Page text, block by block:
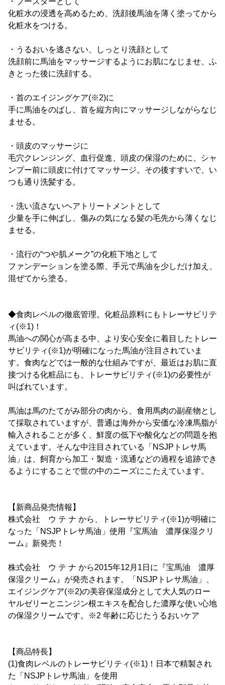
化粧水の浸透を高めるため、洗顔後馬油を薄く塗ってから
化粧水をつける。
・うるおいを逃さない、しっとり洗顔として
洗顔前に馬油をマッサージするようにお肌になじませ、ふ
きとった後に洗顔する。
・首のエイジングケア(※2)に
手に馬油をのばし、首を縦方向にマッサージしながらなじ
ませる。
・頭皮のマッサージに
毛穴クレンジング、血行促進、頭皮の保湿のために、シャ
ンプー前に頭皮に付けてマッサージ。その後すすいで、い
つも通り洗髪する。
・洗い流さないヘアトリートメントとして
少量を手に伸ばし、傷みの気になる髪の毛先から薄くなじ
ませる。
・流行の“つや肌メーク”の化粧下地として
ファンデーションを塗る際、手元で馬油を少しだけ加え、
混ぜてから塗る。
◆食肉レベルの徹底管理。化粧品原料にもトレーサビリテ
ィ(※1)！
馬油への関心が高まる中、より安心安全に着目したトレー
サビリティ(※1)が明確になった馬油が注目されていま
す。食肉などでは一般的な仕組みですが、最近はお肌に直
接つける化粧品にも、トレーサビリティ(※1)の必要性が
叫ばれています。
馬油は馬のたてがみ部分の肉から、食用馬肉の副産物とし
て採取されていますが、普通は海外から安価な冷凍馬脂が
輸入されることが多く、鮮度の低下や酸化などの問題を抱
えています。そんな中注目されている「NSJPトレサ馬
油」は、飼育から加工・製造・流通などの過程を追跡でき
るようにすることで世の中のニーズにこたえています。
【新商品発売情報】
株式会社 ウ テ ナ から、トレーサビリティ(※1)が明確に
なった「NSJPトレサ馬油」使用『宝馬油 濃厚保湿クリ
ーム』新発売！
株式会社 ウ テ ナ から2015年12月1日に『宝馬油 濃厚
保湿クリーム』が発売されます。「NSJPトレサ馬油」、
エイジングケア(※2)の美容保湿成分として大人気のロー
ヤルゼリーとニンジン根エキスを配合した濃厚な使い心地
の保湿クリームです。※2 年齢に応じたうるおいケア
【商品特長】
(1)食肉レベルのトレーサビリティ(※1)！日本で精製され
た「NSJPトレサ馬油」を使用